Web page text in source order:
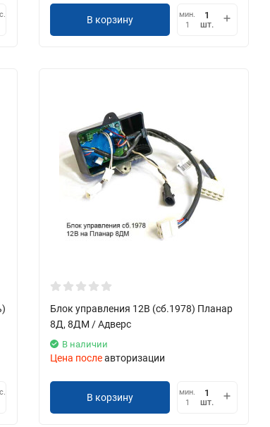
В корзину
мин.
1
шт.
Блок управления 12В (сб.1978) Планар
8Д, 8ДМ / Адверс
В наличии
Цена послеавторизации
В корзину
мин.
1
шт.